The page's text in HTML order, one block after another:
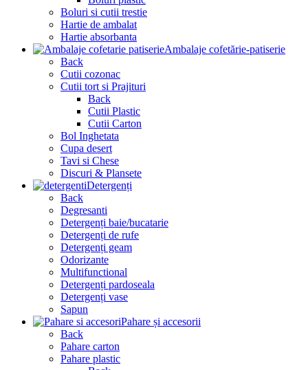
Boluri si cutii trestie
Hartie de ambalat
Hartie absorbanta
Ambalaje cofetărie-patiserie
Back
Cutii cozonac
Cutii tort si Prajituri
Back
Cutii Plastic
Cutii Carton
Bol Inghetata
Cupa desert
Tavi si Chese
Discuri & Plansete
Detergenți
Back
Degresanti
Detergenți baie/bucatarie
Detergenți de rufe
Detergenți geam
Odorizante
Multifunctional
Detergenți pardoseala
Detergenți vase
Sapun
Pahare și accesorii
Back
Pahare carton
Pahare plastic